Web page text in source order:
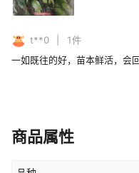
t**0 1件
一如既往的好，苗本鲜活，会
商品属性